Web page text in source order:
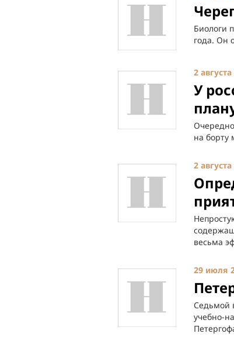
Биологи
года. Он
2
У
на борту
2
весьма
29 июля
Седьмой
учебно-